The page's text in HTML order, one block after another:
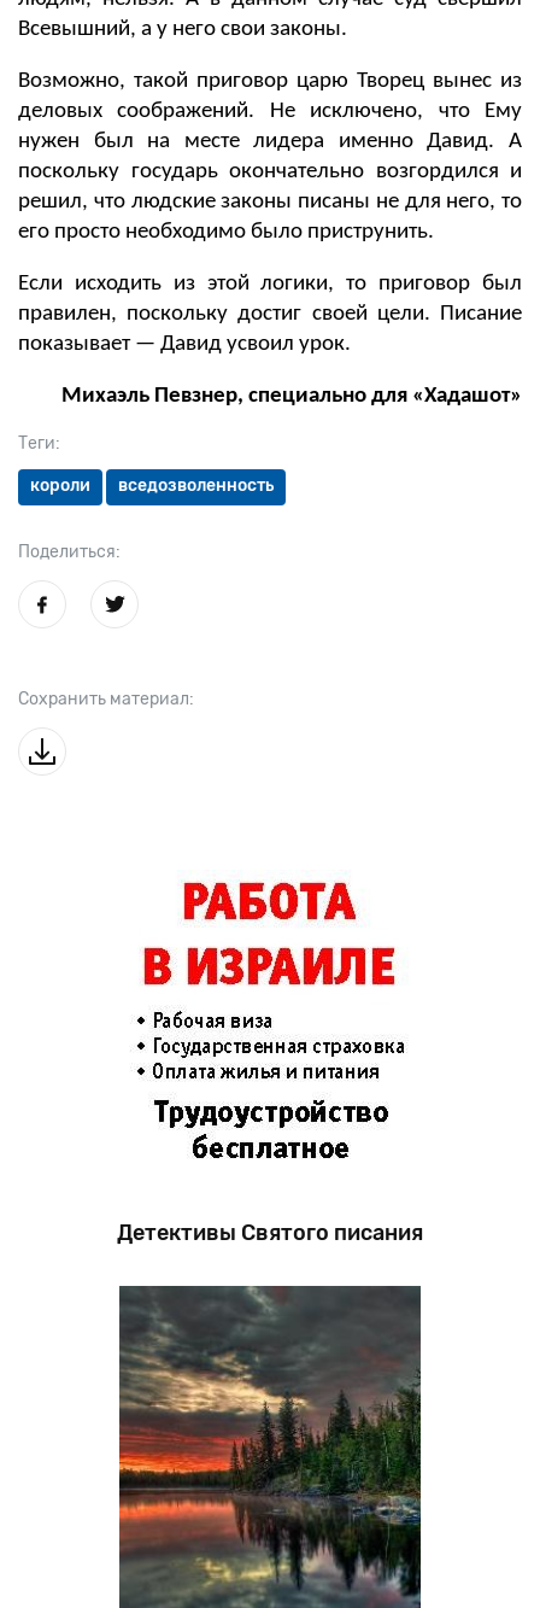
Теги:
короли вседозволенность
Поделиться:
Сохранить материал:
Всевышний, а у него свои законы.
Возможно, такой приговор царю Творец вынес из
деловых соображений. Не исключено, что Ему
нужен был на месте лидера именно Давид. А
поскольку государь окончательно возгордился и
решил, что людские законы писаны не для него, то
его просто необходимо было приструнить.
Если исходить из этой логики, то приговор был
правилен, поскольку достиг своей цели. Писание
показывает — Давид усвоил урок.
Михаэль Певзнер, специально для «Хадашот»
Детективы Святого писания